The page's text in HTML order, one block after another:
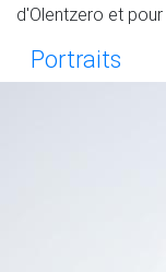
d'Olentzero et
Portraits